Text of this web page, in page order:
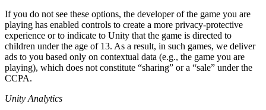
If you do not see these options, the developer of the game you are
playing has enabled controls to create a more privacy-protective
experience or to indicate to Unity that the game is directed to
children under the age of 13. As a result, in such games, we deliver
ads to you based only on contextual data (e.g., the game you are
playing), which does not constitute “sharing” or a “sale” under the
CCPA.
Unity Analytics